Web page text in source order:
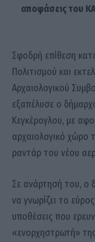
αποφάσεις του
Σφοδρή επίθεση
Πολιτισμού και
Αρχαιολογικού
εξαπέλυσε ο
Κεγκέρογλου, με
αρχαιολογικό χώρο
ραντάρ του νέου
Σε ανάρτησή του, ο
να γνωρίζει το
υποθέσεις που
«ενορχηστρωτή»